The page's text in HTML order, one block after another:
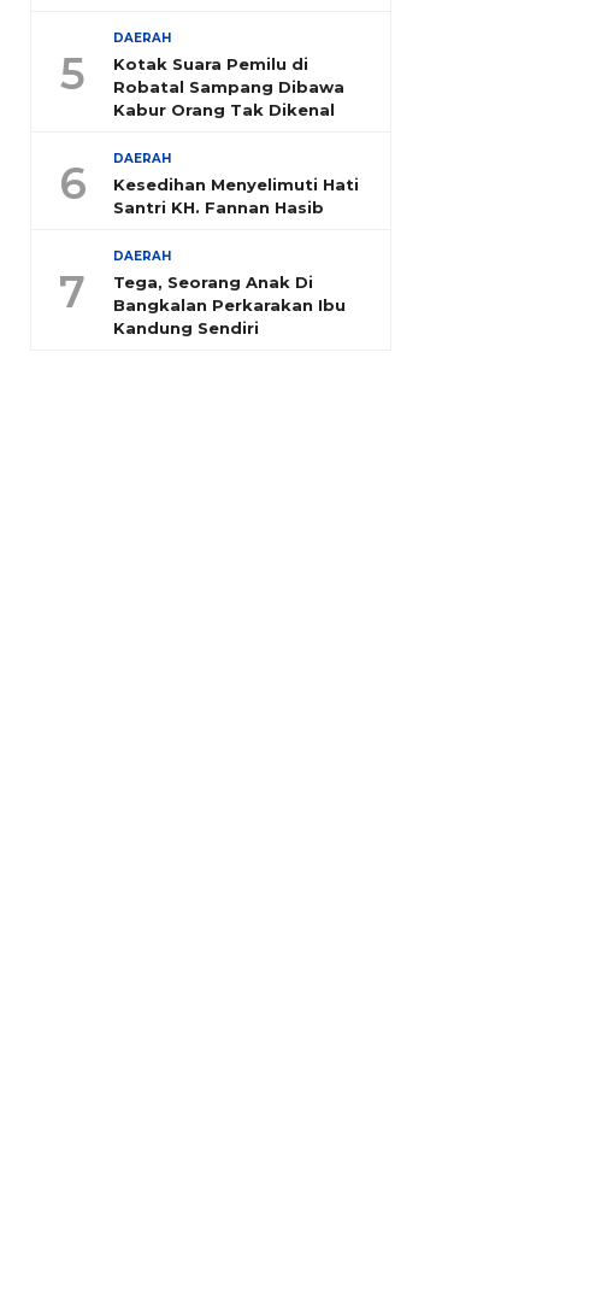
5
DAERAH
Kotak Suara Pemilu di
Robatal Sampang Dibawa
Kabur Orang Tak Dikenal
6 DAERAH
Kesedihan Menyelimuti Hati
Santri KH. Fannan Hasib
7
DAERAH
Tega, Seorang Anak Di
Bangkalan Perkarakan Ibu
Kandung Sendiri